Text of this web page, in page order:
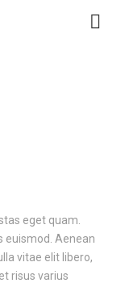
eget quam.
euismod. Aenean
vitae elit libero,
risus varius